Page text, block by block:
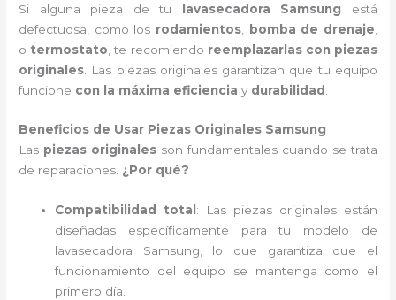
Si alguna pieza de tu lavasecadora Samsung está
defectuosa, como los rodamientos bomba de drenaje
o termostato , te recomiendo reemplazarlas con piezas
originales . Las piezas originales garantizan que tu equipo
funcione con la máxima eficiencia y durabilidad
Beneficios de Usar Piezas Originales Samsung
Las piezas originales son fundamentales cuando se trata
de reparaciones. ¿Por qué?
Compatibilidad total : Las piezas originales están
diseñadas específicamente para tu modelo de
lavasecadora Samsung, lo que garantiza que el
funcionamiento del equipo se mantenga como el
primero día.